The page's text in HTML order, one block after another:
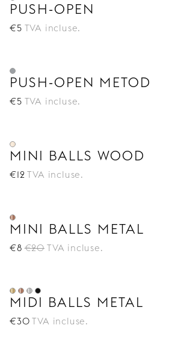
PUSH-OPEN
€5 TVA incluse.
PUSH-OPEN METOD
€5 TVA incluse.
MINI BALLS WOOD
€12 TVA incluse.
MINI BALLS METAL
€8 €20 TVA incluse.
MIDI BALLS METAL
€30 TVA incluse.